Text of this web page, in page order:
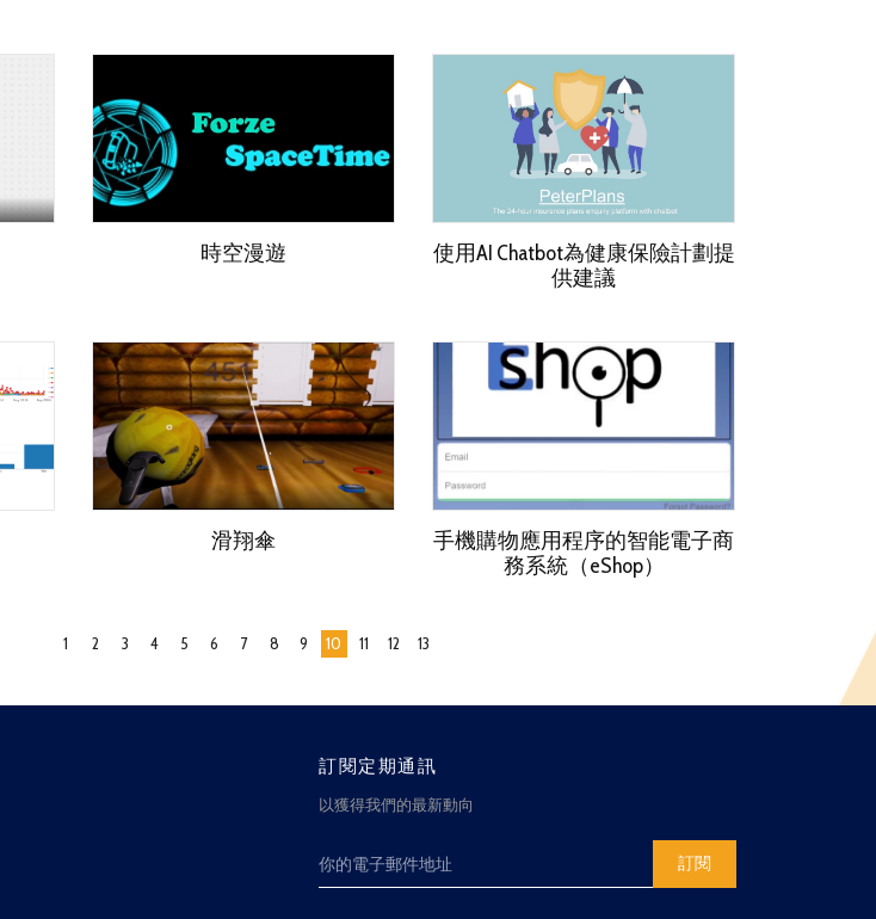
時空漫遊
使用AI Chatbot為健康保險計劃提
供建議
滑翔傘
手機購物應用程序的智能電子商
務系統（eShop）
1 2 3 4 5 6 7 8 9 10 11 12 13
訂閱定期通訊
以獲得我們的最新動向
訂閱